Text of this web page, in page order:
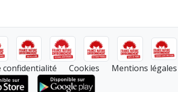
confidentialité Cookies Mentions légales